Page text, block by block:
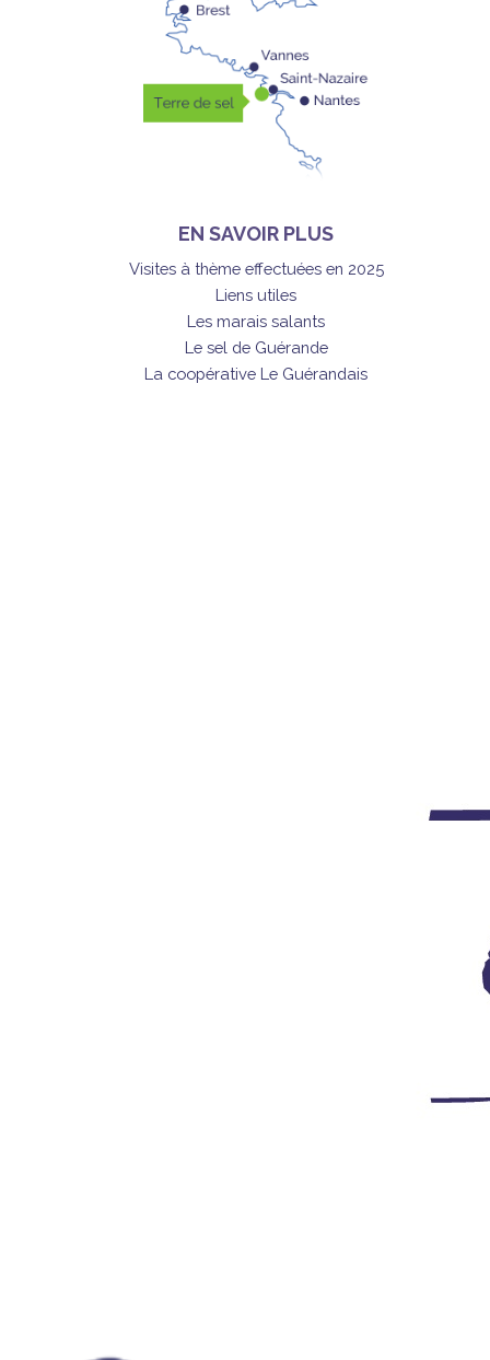
EN SAVOIR PLUS
Visites à thème effectuées en 2025
Liens utiles
Les marais salants
Le sel de Guérande
La coopérative Le Guérandais